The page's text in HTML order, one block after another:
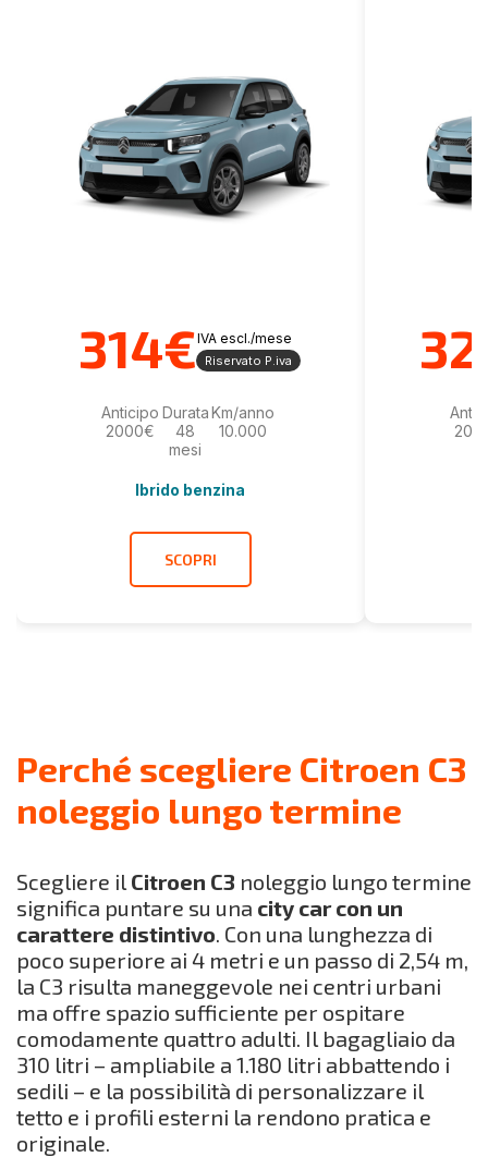
314€IVA escl./mese
Riservato P.iva
Anticipo
2000€
Durata
48
mesi
Km/anno
10.000
Ibrido benzina
SCOPRI
Perché scegliere Citroen C3
noleggio lungo termine
Scegliere il Citroen C3 noleggio lungo termine
significa puntare su una city car con un
carattere distintivo. Con una lunghezza di
poco superiore ai 4 metri e un passo di 2,54 m,
la C3 risulta maneggevole nei centri urbani
ma offre spazio sufficiente per ospitare
comodamente quattro adulti. Il bagagliaio da
310 litri – ampliabile a 1.180 litri abbattendo i
sedili – e la possibilità di personalizzare il
tetto e i profili esterni la rendono pratica e
originale.